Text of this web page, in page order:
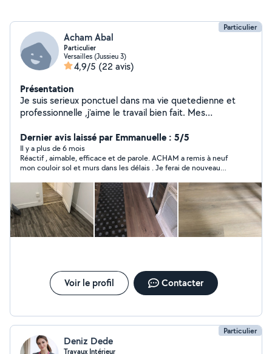
Particulier
Acham Abal
Particulier
Versailles (Jussieu 3)
4,9/5 (22 avis)
Présentation
Je suis serieux ponctuel dans ma vie quetedienne et
professionnelle ,j'aime le travail bien fait. Mes
Rénovation - dépannage. Peinture, papier peint.
Préparation , enduit, ponçage et peinture. Pose et
dépose du papier peint. Carrelage sol et mur. Pose de
parquet
Dernier avis laissé par Emmanuelle : 5/5
Il y a plus de 6 mois
Réactif , aimable, efficace et de parole. ACHAM a remis à neuf
mon couloir sol et murs dans les délais . Je ferai de nouveau
Voir le profil Contacter
Particulier
Deniz Dede
Travaux Intérieur